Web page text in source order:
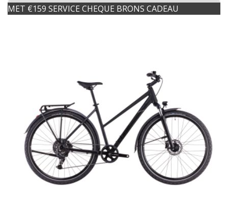
MET €159 SERVICE CHEQUE BRONS CADEAU